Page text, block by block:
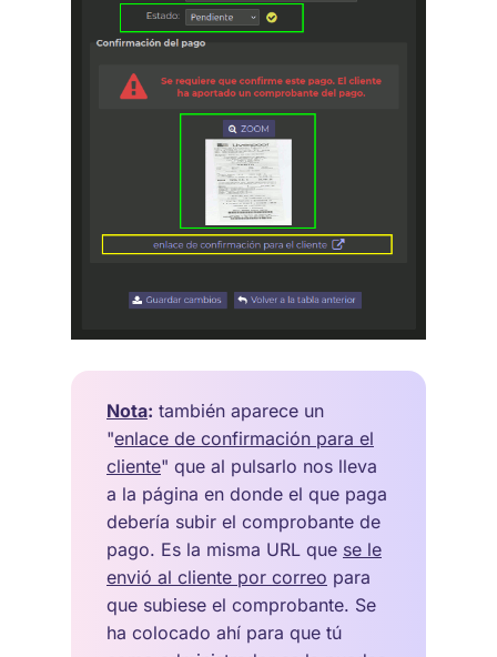
Nota: también aparece un
"enlace de confirmación para el
cliente" que al pulsarlo nos lleva
a la página en donde el que paga
debería subir el comprobante de
pago. Es la misma URL que se le
envió al cliente por correo para
que subiese el comprobante. Se
ha colocado ahí para que tú